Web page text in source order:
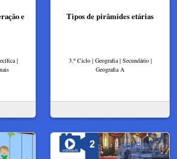
e
|
Tipos de pirâmides etárias
3.º Ciclo | Geografia | Secundário |
Geografia A